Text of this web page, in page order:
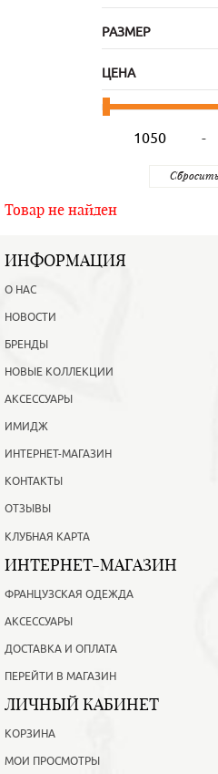
РАЗМЕР
ЦЕНА
-
Товар не найден
ИНФОРМАЦИЯ
О НАС
НОВОСТИ
БРЕНДЫ
НОВЫЕ КОЛЛЕКЦИИ
АКСЕССУАРЫ
ИМИДЖ
ИНТЕРНЕТ-МАГАЗИН
КОНТАКТЫ
ОТЗЫВЫ
КЛУБНАЯ КАРТА
ИНТЕРНЕТ-МАГАЗИН
ФРАНЦУЗСКАЯ ОДЕЖДА
АКСЕССУАРЫ
ДОСТАВКА И ОПЛАТА
ПЕРЕЙТИ В МАГАЗИН
ЛИЧНЫЙ КАБИНЕТ
КОРЗИНА
МОИ ПРОСМОТРЫ